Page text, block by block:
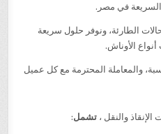
في مصر.
الطارئة، ونوفر حلول سريعة
الأوناش.
والمعاملة المحترمة مع كل عميل
والنقل ،تشمل: